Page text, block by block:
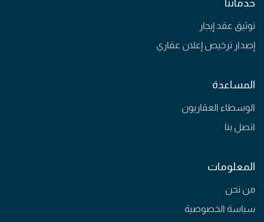
خدماتنا
توثيق عقد إيجار
إصدار ترخيص إعلان عقاري
المساعدة
الوسطاء العقاريون
اتصل بنا
المعلومات
من نحن
سياسة الخصوصية